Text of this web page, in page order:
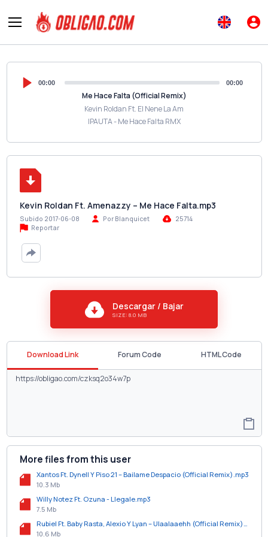
00:00 00:00
Me Hace Falta (Official Remix)
Kevin Roldan Ft. El Nene La Am
IPAUTA - Me Hace Falta RMX
Kevin Roldan Ft. Amenazzy – Me Hace Falta.mp3
Subido 2017-06-08 Por Blanquicet
25714
Reportar
Descargar / Bajar
SIZE: 8.0 MB
Download Link Forum Code HTML Code
More files from this user
Xantos Ft. Dynell Y Piso 21 – Bailame Despacio (Official Remix).mp3
10.3 Mb
Willy Notez Ft. Ozuna - Llegale.mp3
7.5 Mb
10.6 Mb